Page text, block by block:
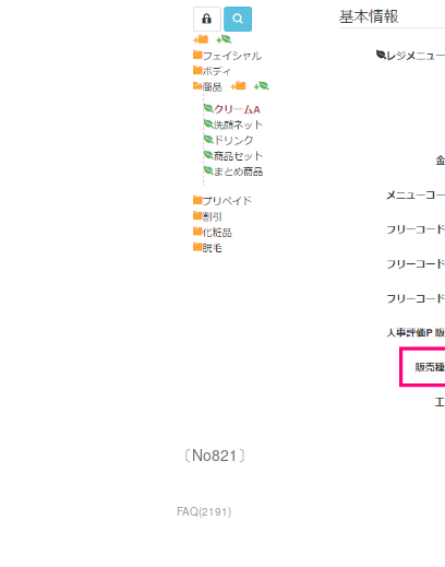
〔No821〕
FAQ(2191)